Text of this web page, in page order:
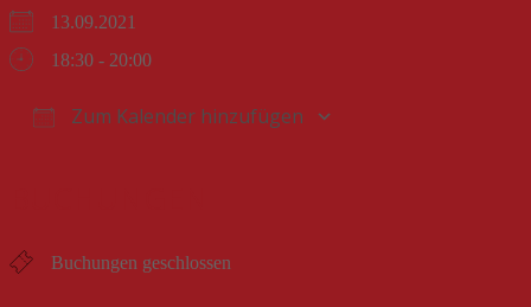
13.09.2021
18:30 - 20:00
Zum Kalender hinzufügen
Buchungen geschlossen